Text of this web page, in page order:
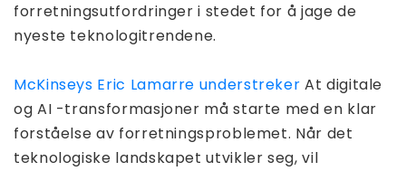
forretningsutfordringer i stedet for å jage de
nyeste teknologitrendene.
McKinseys Eric Lamarre understreker At digitale
og AI -transformasjoner må starte med en klar
forståelse av forretningsproblemet. Når det
teknologiske landskapet utvikler seg, vil